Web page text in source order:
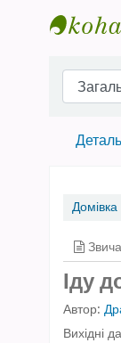
Домівка
Іду
Автор:
Вихідні